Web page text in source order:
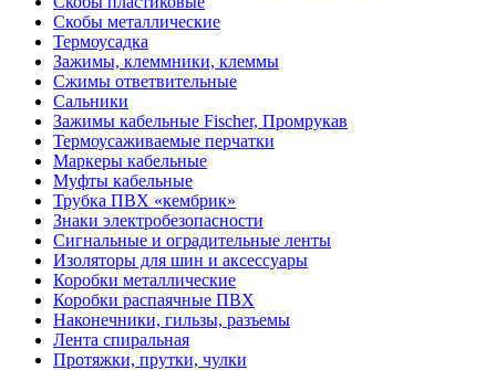
Скобы металлические
Термоусадка
Зажимы, клеммники, клеммы
Сжимы ответвительные
Сальники
Зажимы кабельные Fischer, Промрукав
Термоусаживаемые перчатки
Маркеры кабельные
Муфты кабельные
Трубка ПВХ «кембрик»
Знаки электробезопасности
Сигнальные и оградительные ленты
Изоляторы для шин и аксессуары
Коробки металлические
Коробки распаячные ПВХ
Наконечники, гильзы, разъемы
Лента спиральная
Протяжки, прутки, чулки